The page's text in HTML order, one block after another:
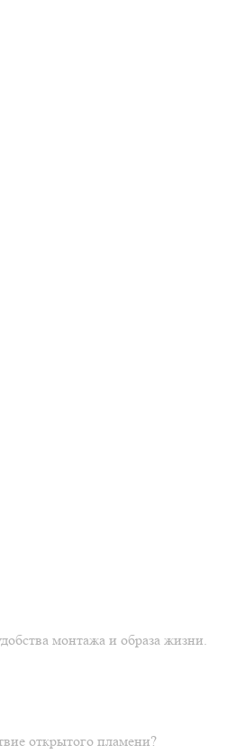
монтажа и образа жизни.
открытого пламени?